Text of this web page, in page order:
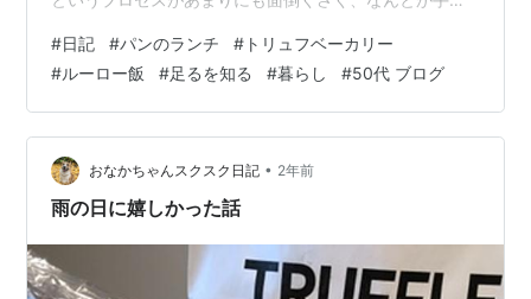
ので、よく行くベーカリーは開店前。そこでXのFFさん情
報によるカルダモンロールをお目当てにトリュフベーカ
リーへ行ってきました。自分にはカルダモンロールを、
夫には看板の塩トリュフの塩パンで簡単サンドイッチに
あとは甘いのをランダムに。私はカルダモンロールを買
い込みました。あまりにも暑くまた更年期による汗…
#日記 #パンのランチ # トリュフベーカリー
#ルーロー飯 #足るを知る #暮らし #50代 ブログ
おなかちゃんスクスク日記 • 2年前
雨の日に嬉しかった話